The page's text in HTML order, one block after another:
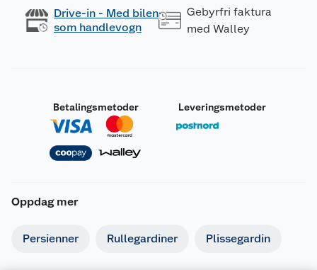
Drive-in - Med bilen
som handlevogn
Gebyrfri faktura
med Walley
Betalingsmetoder Leveringsmetoder
Oppdag mer
Persienner Rullegardiner Plissegardin